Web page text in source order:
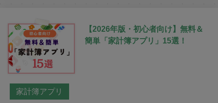
【2026年版・初心者向け】無料＆
簡単「家計簿アプリ」15選！
家計簿アプリ